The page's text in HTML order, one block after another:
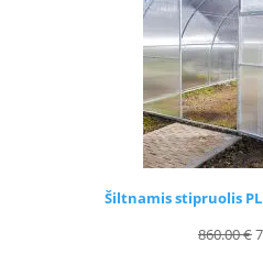
Šiltnamis stipruolis
860.00€